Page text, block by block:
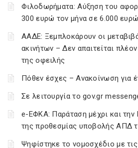
Φιλοδωρήματα: Αύξηση του
300 ευρώ τον μήνα σε 6.000
ΑΑΔΕ: Ξεμπλοκάρουν οι
ακινήτων – Δεν απαιτείται
της οφειλής
Πόθεν έσχες – Ανακοίνωση για
Σε λειτουργία το gov.gr
e-ΕΦΚΑ: Παράταση μέχρι και
της προθεσμίας υποβολής ΑΠΔ
Ψηφίστηκε το νομοσχέδιο με